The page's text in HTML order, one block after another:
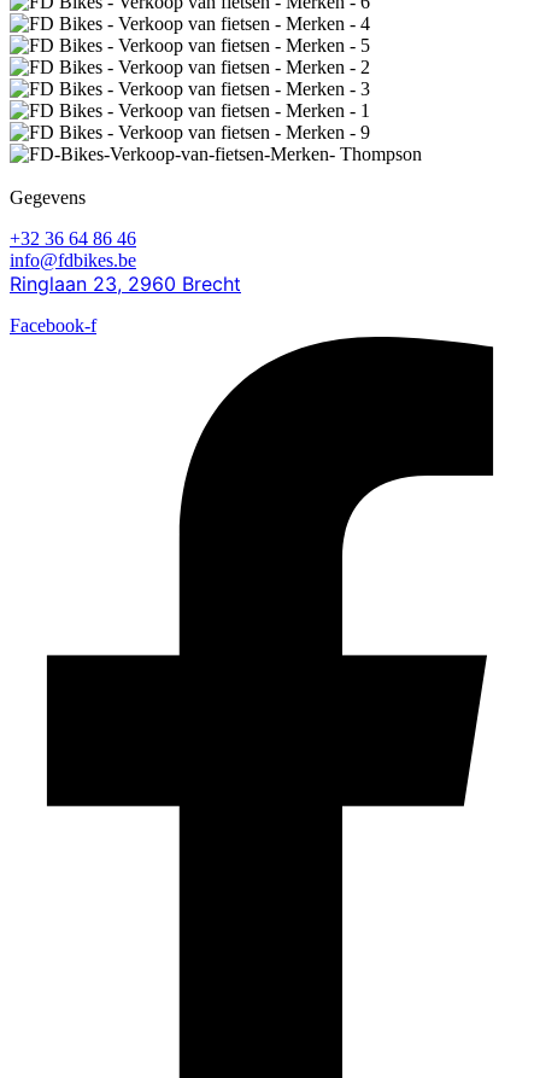
Gegevens
+32 36 64 86 46
info@fdbikes.be
Ringlaan 23, 2960 Brecht
Facebook-f